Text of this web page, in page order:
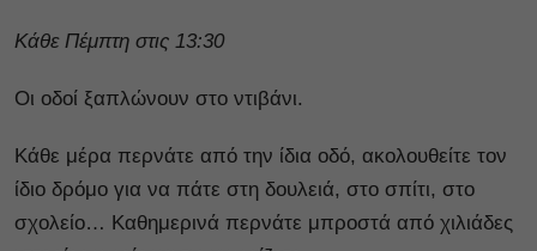
Κάθε Πέμπτη στις 13:30
Οι οδοί ξαπλώνουν στο ντιβάνι.
Κάθε μέρα περνάτε από την ίδια οδό, ακολουθείτε τον
ίδιο δρόμο για να πάτε στη δουλειά, στο σπίτι, στο
σχολείο… Καθημερινά περνάτε μπροστά από χιλιάδες